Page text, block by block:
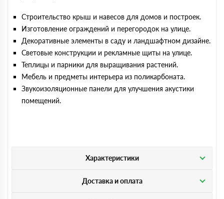
Строительство крыш и навесов для домов и построек.
Изготовление ограждений и перегородок на улице.
Декоративные элементы в саду и ландшафтном дизайне.
Световые конструкции и рекламные щиты на улице.
Теплицы и парники для выращивания растений.
Мебель и предметы интерьера из поликарбоната.
Звукоизоляционные панели для улучшения акустики
помещений.
Характеристики
Доставка и оплата